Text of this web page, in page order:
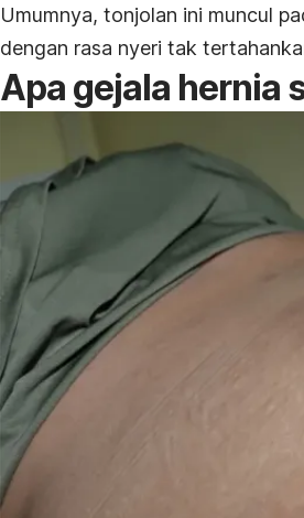
Umumnya, tonjolan ini muncul
dengan rasa nyeri tak
Apa gejala hernia